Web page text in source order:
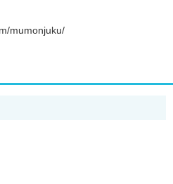
mumonjuku/